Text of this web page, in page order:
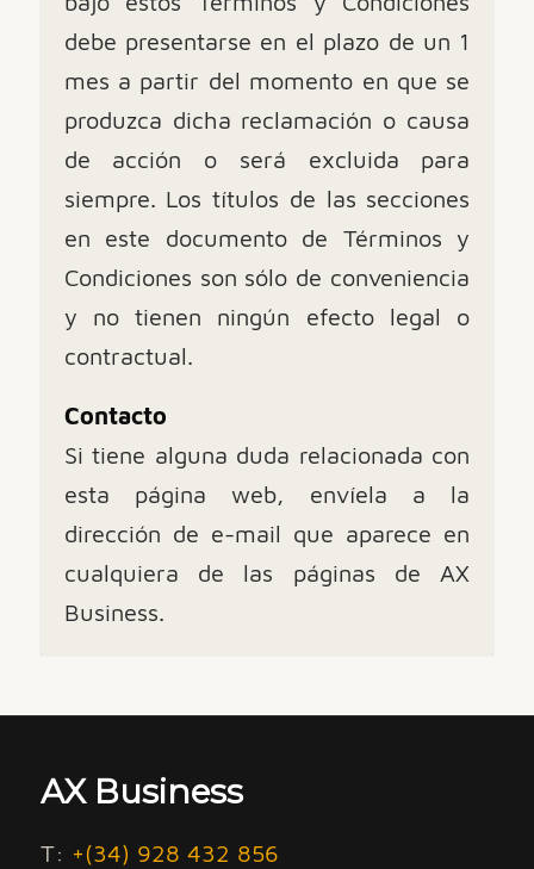
debe presentarse en el plazo de un 1
mes a partir del momento en que se
produzca dicha reclamación o causa
de acción o será excluida para
siempre. Los títulos de las secciones
en este documento de Términos y
Condiciones son sólo de conveniencia
y no tienen ningún efecto legal o
contractual.
Contacto
Si tiene alguna duda relacionada con
esta página web, envíela a la
dirección de e-mail que aparece en
cualquiera de las páginas de AX
Business.
AX Business
T: +(34) 928 432 856